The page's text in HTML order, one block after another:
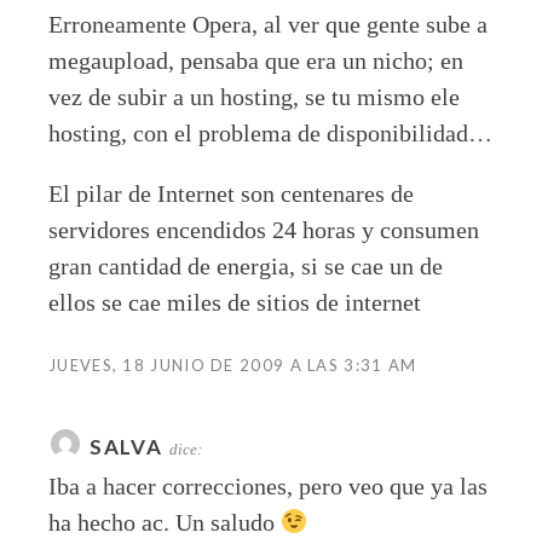
Erroneamente Opera, al ver que gente sube a
megaupload, pensaba que era un nicho; en
vez de subir a un hosting, se tu mismo ele
hosting, con el problema de disponibilidad…
El pilar de Internet son centenares de
servidores encendidos 24 horas y consumen
gran cantidad de energia, si se cae un de
ellos se cae miles de sitios de internet
JUEVES, 18 JUNIO DE 2009 A LAS 3:31 AM
SALVA dice:
Iba a hacer correcciones, pero veo que ya las
ha hecho ac. Un saludo